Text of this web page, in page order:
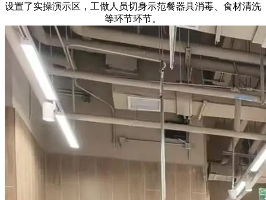
设置了实操演示区，工做人员切身示范餐器具消毒、食材清洗
等环节环节。